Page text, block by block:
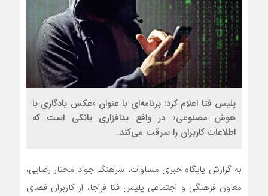
پلیس فتا اعلام کرد: برنامه‌ای با عنوان «عکس یادگاری با
هوش مصنوعی» در واقع بدافزاری بانکی است که
اطلاعات کاربران را سرقت می‌کند.
به گزارش پایگاه خبری مساوات، سرهنگ جواد مختار رضایی،
معاون فرهنگی و اجتماعی پلیس فتا فراجا، از کاربران فضای